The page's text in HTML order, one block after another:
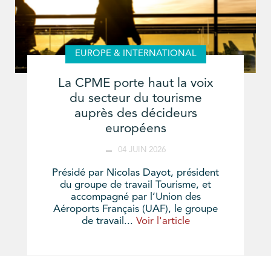
EUROPE & INTERNATIONAL
La CPME porte haut la voix
du secteur du tourisme
auprès des décideurs
européens
04 JUIN 2026
Présidé par Nicolas Dayot, président
du groupe de travail Tourisme, et
accompagné par l’Union des
Aéroports Français (UAF), le groupe
de travail... Voir l'article